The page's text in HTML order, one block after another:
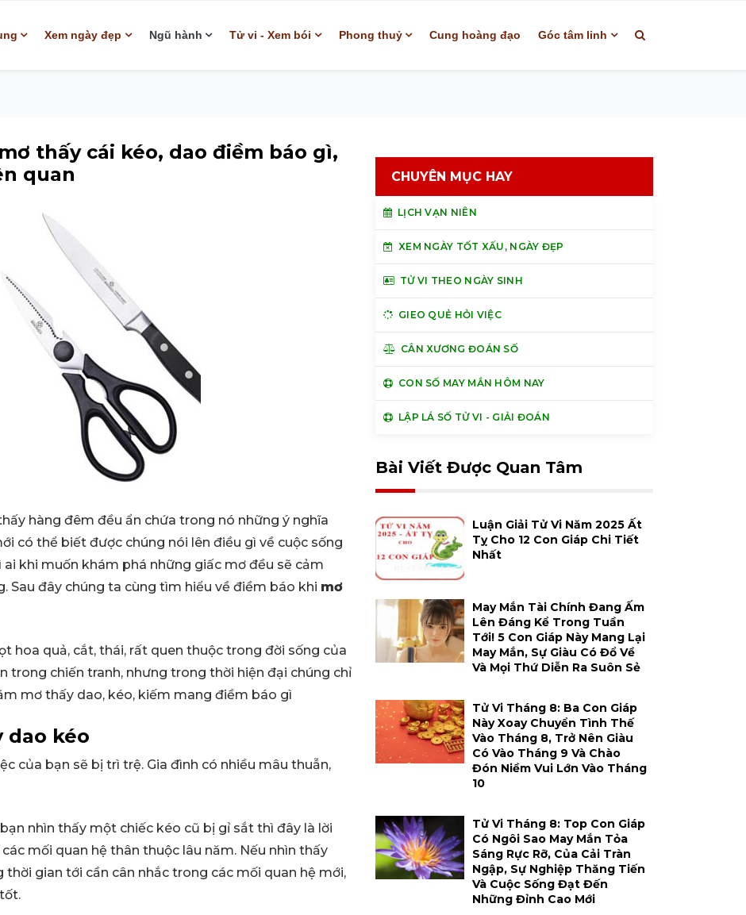
Xem ngày đẹp Ngũ hành Tử vi - Xem bói Phong thuỷ Cung hoàng đạo Góc tâm linh
thấy cái kéo, dao điềm báo gì,
quan
hàng đêm đều ẩn chứa trong nó những ý nghĩa
có thể biết được chúng nói lên điều gì về cuộc sống
khi muốn khám phá những giấc mơ đều sẽ cảm
Sau đây chúng ta cùng tìm hiểu về điềm báo khi mơ
hoa quả, cắt, thái, rất quen thuộc trong đời sống của
trong chiến tranh, nhưng trong thời hiện đại chúng chỉ
mơ thấy dao, kéo, kiếm mang điềm báo gì
dao kéo
của bạn sẽ bị trì trệ. Gia đình có nhiều mâu thuẫn,
bạn nhìn thấy một chiếc kéo cũ bị gỉ sắt thì đây là lời
mối quan hệ thân thuộc lâu năm. Nếu nhìn thấy
gian tới cần cân nhắc trong các mối quan hệ mới,
CHUYÊN MỤC HAY
LỊCH VẠN NIÊN
XEM NGÀY TỐT XẤU, NGÀY ĐẸP
TỬ VI THEO NGÀY SINH
GIEO QUẺ HỎI VIỆC
CÂN XƯƠNG ĐOÁN SỐ
CON SỐ MAY MẮN HÔM NAY
LẬP LÁ SỐ TỬ VI - GIẢI ĐOÁN
Bài Viết Được Quan Tâm
Luận Giải Tử Vi Năm 2025 Ất
Tỵ Cho 12 Con Giáp Chi Tiết
Nhất
May Mắn Tài Chính Đang Ấm
Lên Đáng Kể Trong Tuần
Tới! 5 Con Giáp Này Mang Lại
May Mắn, Sự Giàu Có Đổ Về
Và Mọi Thứ Diễn Ra Suôn Sẻ
Tử Vi Tháng 8: Ba Con Giáp
Này Xoay Chuyển Tình Thế
Vào Tháng 8, Trở Nên Giàu
Có Vào Tháng 9 Và Chào
Đón Niềm Vui Lớn Vào Tháng
10
Tử Vi Tháng 8: Top Con Giáp
Có Ngôi Sao May Mắn Tỏa
Sáng Rực Rỡ, Của Cải Tràn
Ngập, Sự Nghiệp Thăng Tiến
Và Cuộc Sống Đạt Đến
Những Đỉnh Cao Mới